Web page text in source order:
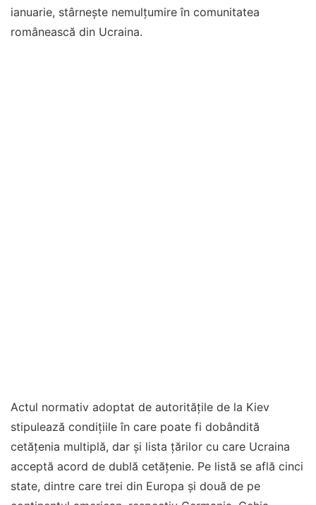
ianuarie, stârneşte nemulţumire în comunitatea
românească din Ucraina.
Actul normativ adoptat de autorităţile de la Kiev
stipulează condiţiile în care poate fi dobândită
cetăţenia multiplă, dar şi lista ţărilor cu care Ucraina
acceptă acord de dublă cetăţenie. Pe listă se află cinci
state, dintre care trei din Europa şi două de pe